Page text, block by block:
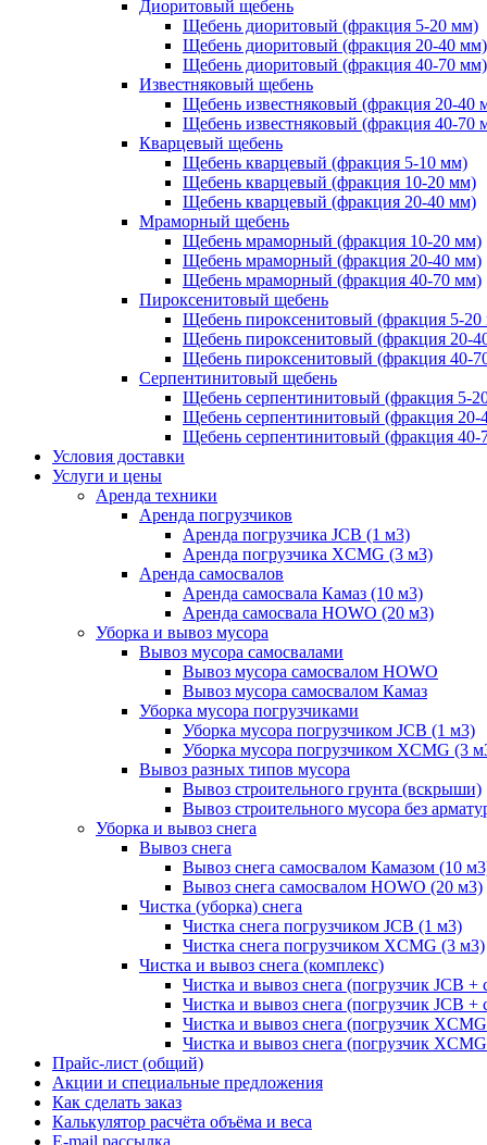
Диоритовый щебень
Щебень диоритовый (фракция 5-20 мм)
Щебень диоритовый (фракция 20-40 мм)
Щебень диоритовый (фракция 40-70 мм)
Известняковый щебень
Щебень известняковый (фракция 20-40
Щебень известняковый (фракция 40-70
Кварцевый щебень
Щебень кварцевый (фракция 5-10 мм)
Щебень кварцевый (фракция 10-20 мм)
Щебень кварцевый (фракция 20-40 мм)
Мраморный щебень
Щебень мраморный (фракция 10-20 мм)
Щебень мраморный (фракция 20-40 мм)
Щебень мраморный (фракция 40-70 мм)
Пироксенитовый щебень
Щебень пироксенитовый (фракция 5-
Щебень пироксенитовый (фракция 20-
Щебень пироксенитовый (фракция 40-
Серпентинитовый щебень
Щебень серпентинитовый (фракция 5-
Щебень серпентинитовый (фракция 20-
Щебень серпентинитовый (фракция 40-
Условия доставки
Услуги и цены
Аренда техники
Аренда погрузчиков
Аренда погрузчика JCB (1 м3)
Аренда погрузчика XCMG (3 м3)
Аренда самосвалов
Аренда самосвала Камаз (10 м3)
Аренда самосвала HOWO (20 м3)
Уборка и вывоз мусора
Вывоз мусора самосвалами
Вывоз мусора самосвалом HOWO
Вывоз мусора самосвалом Камаз
Уборка мусора погрузчиками
Уборка мусора погрузчиком JCB (1 м3)
Уборка мусора погрузчиком XCMG (3
Вывоз разных типов мусора
Вывоз строительного грунта (вскрыши)
Вывоз строительного мусора без
Уборка и вывоз снега
Вывоз снега
Вывоз снега самосвалом Камазом (10
Вывоз снега самосвалом HOWO (20 м3)
Чистка (уборка) снега
Чистка снега погрузчиком JCB (1 м3)
Чистка снега погрузчиком XCMG (3 м3)
Чистка и вывоз снега (комплекс)
Чистка и вывоз снега (погрузчик JCB +
Чистка и вывоз снега (погрузчик JCB +
Чистка и вывоз снега (погрузчик
Чистка и вывоз снега (погрузчик
Прайс-лист (общий)
Акции и специальные предложения
Как сделать заказ
Калькулятор расчёта объёма и веса
E-mail рассылка